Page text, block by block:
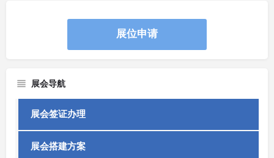
展位申请
展会导航
展会签证办理
展会搭建方案